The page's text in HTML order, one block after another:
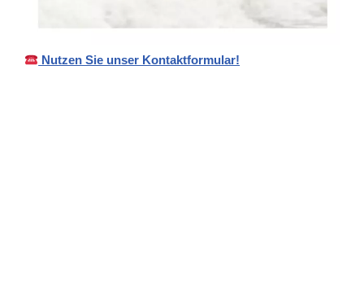
Nutzen Sie unser Kontaktformular!